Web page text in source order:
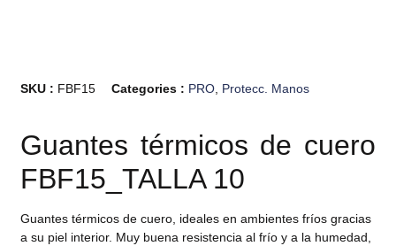
SKU : FBF15 Categories : PRO Protecc. Manos
Guantes térmicos de cuero
FBF15_TALLA 10
Guantes térmicos de cuero, ideales en ambientes fríos gracias
a su piel interior. Muy buena resistencia al frío y a la humedad,